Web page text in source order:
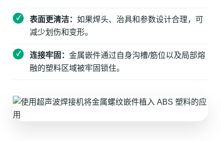
表面更清洁： 如果焊头、治具和参数设计合理，可
减少划伤和变形。
连接牢固： 金属嵌件通过自身沟槽/筋位以及局部熔
融的塑料区域被牢固锁住。